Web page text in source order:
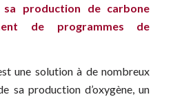
sa production de carbone
de programmes de
une solution à de nombreux
sa production d’oxygène, un